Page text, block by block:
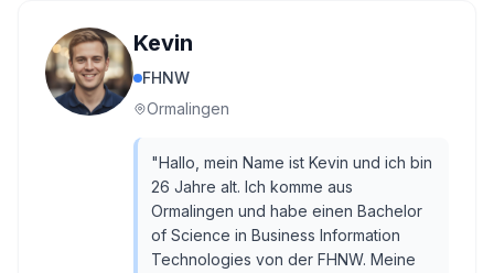
Kevin
FHNW
Ormalingen
"Hallo, mein Name ist Kevin und ich bin
26 Jahre alt. Ich komme aus
Ormalingen und habe einen Bachelor
of Science in Business Information
Technologies von der FHNW. Meine